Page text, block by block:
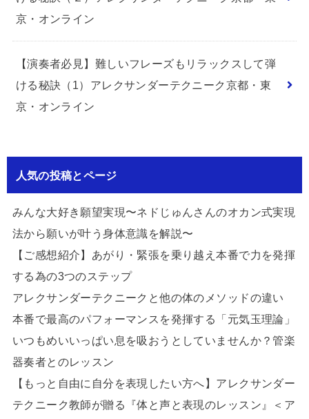
京・オンライン
【演奏者必見】難しいフレーズもリラックスして弾
ける秘訣（1）アレクサンダーテクニーク京都・東
京・オンライン
人気の投稿とページ
みんな大好き願望実現〜ネドじゅんさんのオカン式実現
法から願いが叶う身体意識を解説〜
【ご感想紹介】あがり・緊張を乗り越え本番で力を発揮
する為の3つのステップ
アレクサンダーテクニークと他の体のメソッドの違い
本番で最高のパフォーマンスを発揮する「元気玉理論」
いつもめいいっぱい息を吸おうとしていませんか？管楽
器奏者とのレッスン
【もっと自由に自分を表現したい方へ】アレクサンダー
テクニーク教師が贈る『体と声と表現のレッスン』＜ア